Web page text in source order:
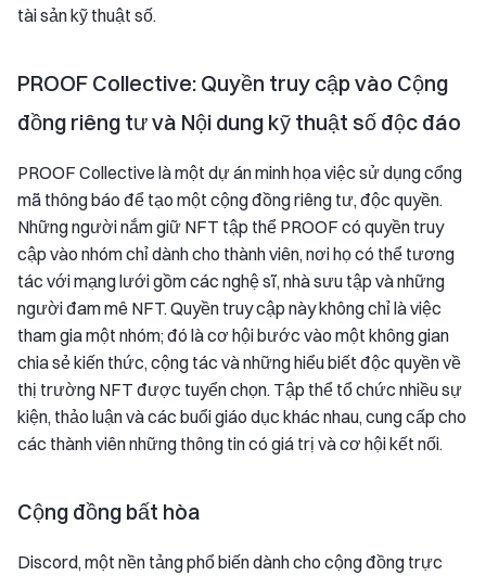
tài sản kỹ thuật số.
PROOF Collective: Quyền truy cập vào Cộng
đồng riêng tư và Nội dung kỹ thuật số độc đáo
PROOF Collective là một dự án minh họa việc sử dụng cổng
mã thông báo để tạo một cộng đồng riêng tư, độc quyền.
Những người nắm giữ NFT tập thể PROOF có quyền truy
cập vào nhóm chỉ dành cho thành viên, nơi họ có thể tương
tác với mạng lưới gồm các nghệ sĩ, nhà sưu tập và những
người đam mê NFT. Quyền truy cập này không chỉ là việc
tham gia một nhóm; đó là cơ hội bước vào một không gian
chia sẻ kiến thức, cộng tác và những hiểu biết độc quyền về
thị trường NFT được tuyển chọn. Tập thể tổ chức nhiều sự
kiện, thảo luận và các buổi giáo dục khác nhau, cung cấp cho
các thành viên những thông tin có giá trị và cơ hội kết nối.
Cộng đồng bất hòa
Discord, một nền tảng phổ biến dành cho cộng đồng trực